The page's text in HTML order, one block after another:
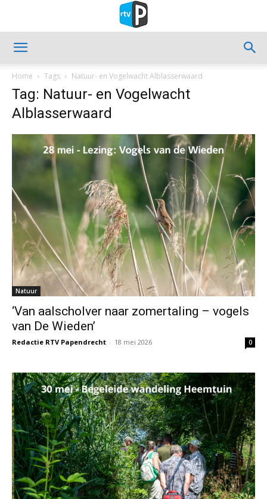
Home Tags Natuur- en Vogelwacht Alblasserwaard
Tag: Natuur- en Vogelwacht
Alblasserwaard
Natuur
‘Van aalscholver naar zomertaling – vogels
van De Wieden’
Redactie RTV Papendrecht - 18 mei 2026 0